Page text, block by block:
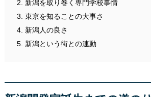
新潟を取り巻く専門学校事情
東京を知ることの大事さ
新潟人の良さ
新潟という街との連動